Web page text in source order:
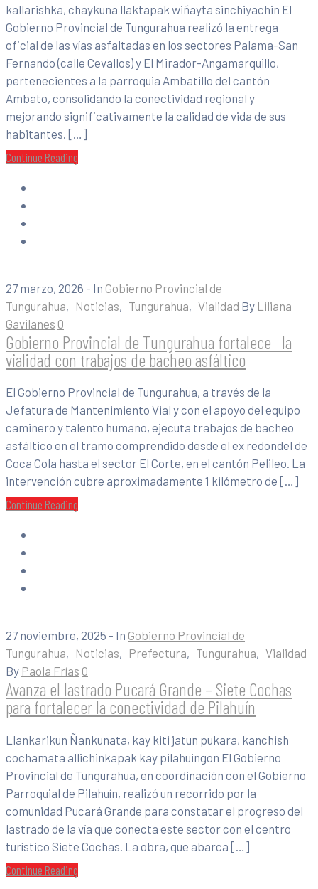
kallarishka, chaykuna llaktapak wiñayta sinchiyachin El
Gobierno Provincial de Tungurahua realizó la entrega
oficial de las vías asfaltadas en los sectores Palama-San
Fernando (calle Cevallos) y El Mirador-Angamarquillo,
pertenecientes a la parroquia Ambatillo del cantón
Ambato, consolidando la conectividad regional y
mejorando significativamente la calidad de vida de sus
habitantes. […]
Continue Reading
27 marzo, 2026 - In Gobierno Provincial de
Tungurahua‚ Noticias‚ Tungurahua‚ Vialidad By Liliana
Gavilanes 0
Gobierno Provincial de Tungurahua fortalece la
vialidad con trabajos de bacheo asfáltico
El Gobierno Provincial de Tungurahua, a través de la
Jefatura de Mantenimiento Vial y con el apoyo del equipo
caminero y talento humano, ejecuta trabajos de bacheo
asfáltico en el tramo comprendido desde el ex redondel de
Coca Cola hasta el sector El Corte, en el cantón Pelileo. La
intervención cubre aproximadamente 1 kilómetro de […]
Continue Reading
27 noviembre, 2025 - In Gobierno Provincial de
Tungurahua‚ Noticias‚ Prefectura‚ Tungurahua‚ Vialidad
By Paola Frías 0
Avanza el lastrado Pucará Grande – Siete Cochas
para fortalecer la conectividad de Pilahuín
Llankarikun Ñankunata, kay kiti jatun pukara, kanchish
cochamata allichinkapak kay pilahuingon El Gobierno
Provincial de Tungurahua, en coordinación con el Gobierno
Parroquial de Pilahuín, realizó un recorrido por la
comunidad Pucará Grande para constatar el progreso del
lastrado de la vía que conecta este sector con el centro
turístico Siete Cochas. La obra, que abarca […]
Continue Reading